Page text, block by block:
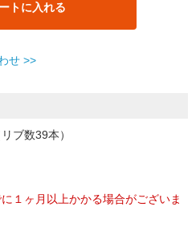
トに入れる
せ >>
ブ数39本）
１ヶ月以上かかる場合がございま